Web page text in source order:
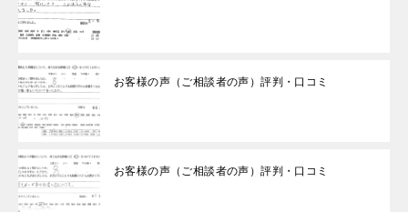
お客様の声（ご相談者の声）評判・口コミ
お客様の声（ご相談者の声）評判・口コミ